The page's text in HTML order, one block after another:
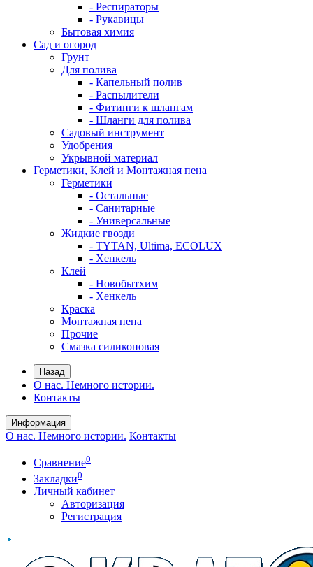
- Респираторы
- Рукавицы
Бытовая химия
Сад и огород
Грунт
Для полива
- Капельный полив
- Распылители
- Фитинги к шлангам
- Шланги для полива
Садовый инструмент
Удобрения
Укрывной материал
Герметики, Клей и Монтажная пена
Герметики
- Остальные
- Санитарные
- Универсальные
Жидкие гвозди
- TYTAN, Ultima, ECOLUX
- Хенкель
Клей
- Новобытхим
- Хенкель
Краска
Монтажная пена
Прочие
Смазка силиконовая
Назад
О нас. Немного истории.
Контакты
Информация
О нас. Немного истории. Контакты
Сравнение0
Закладки0
Личный кабинет
Авторизация
Регистрация